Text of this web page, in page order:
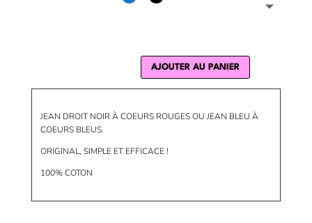
AJOUTER AU PANIER
JEAN DROIT NOIR À COEURS ROUGES OU JEAN BLEU À
COEURS BLEUS.
ORIGINAL, SIMPLE ET EFFICACE !
100% COTON